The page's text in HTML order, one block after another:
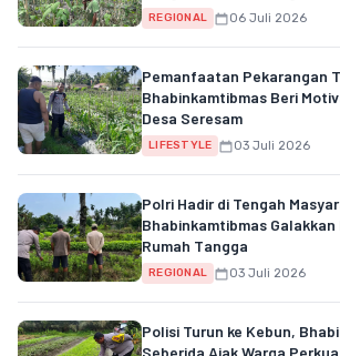
REGIONAL 06 Juli 2026
Pemanfaatan Pekarangan
Bhabinkamtibmas Beri
Desa Seresam
LIFESTYLE 03 Juli 2026
Polri Hadir di Tengah
Bhabinkamtibmas
Rumah Tangga
REGIONAL 03 Juli 2026
Polisi Turun ke Kebun,
Seberida Ajak Warga